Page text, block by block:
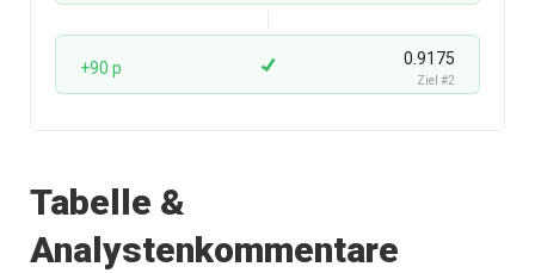
+90 p 0.9175
Ziel #2
Tabelle &
Analystenkommentare